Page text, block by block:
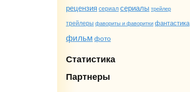
рецензия сериалсериалы трейлер
трейлеры фавориты и фавориткифантастика
фильм фото
Статистика
Партнеры